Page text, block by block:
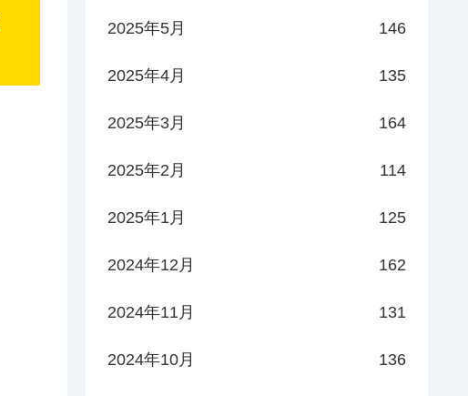
2025年5月 146
2025年4月 135
2025年3月 164
2025年2月 114
2025年1月 125
2024年12月 162
2024年11月 131
2024年10月 136